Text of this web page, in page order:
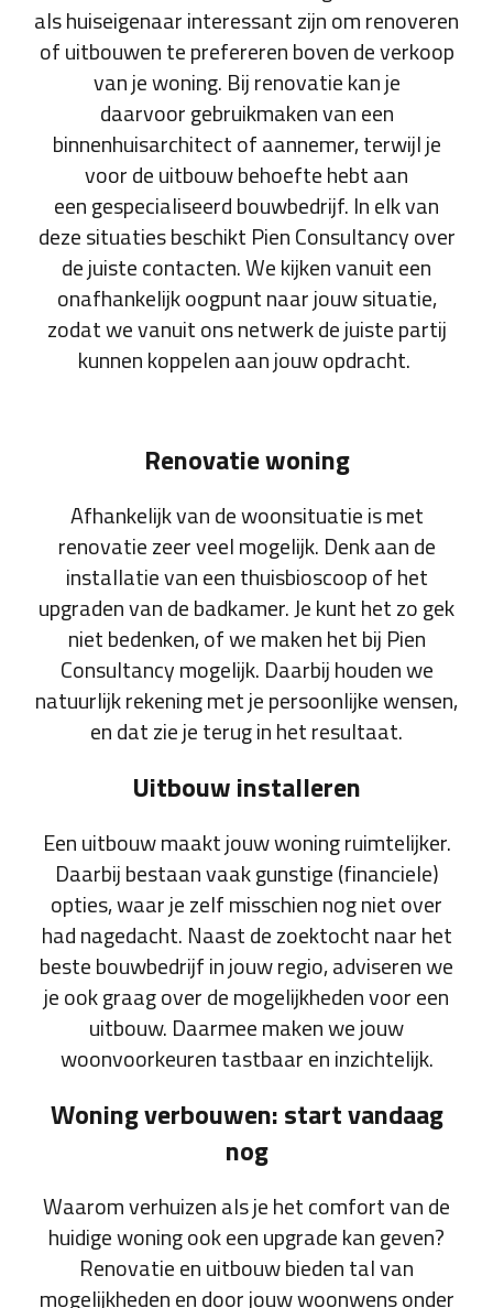
als huiseigenaar interessant zijn om renoveren
of uitbouwen te prefereren boven de verkoop
van je woning. Bij renovatie kan je
daarvoor gebruikmaken van een
binnenhuisarchitect of aannemer, terwijl je
voor de uitbouw behoefte hebt aan
een gespecialiseerd bouwbedrijf. In elk van
deze situaties beschikt Pien Consultancy over
de juiste contacten. We kijken vanuit een
onafhankelijk oogpunt naar jouw situatie,
zodat we vanuit ons netwerk de juiste partij
kunnen koppelen aan jouw opdracht.
Renovatie woning
Afhankelijk van de woonsituatie is met
renovatie zeer veel mogelijk. Denk aan de
installatie van een thuisbioscoop of het
upgraden van de badkamer. Je kunt het zo gek
niet bedenken, of we maken het bij Pien
Consultancy mogelijk. Daarbij houden we
natuurlijk rekening met je persoonlijke wensen,
en dat zie je terug in het resultaat.
Uitbouw installeren
Een uitbouw maakt jouw woning ruimtelijker.
Daarbij bestaan vaak gunstige (financiele)
opties, waar je zelf misschien nog niet over
had nagedacht. Naast de zoektocht naar het
beste bouwbedrijf in jouw regio, adviseren we
je ook graag over de mogelijkheden voor een
uitbouw. Daarmee maken we jouw
woonvoorkeuren tastbaar en inzichtelijk.
Woning verbouwen: start vandaag
nog
Waarom verhuizen als je het comfort van de
huidige woning ook een upgrade kan geven?
Renovatie en uitbouw bieden tal van
mogelijkheden en door jouw woonwens onder